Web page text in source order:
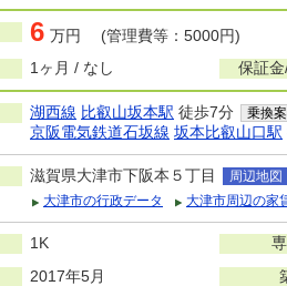
6 万円 (管理費等：5000円)
1ヶ月 / なし 保証
湖西線 比叡山坂本駅 徒歩7分 乗換
京阪電気鉄道石坂線 坂本比叡山口駅
滋賀県大津市下阪本５丁目
周辺地図
大津市の行政データ
大津市周辺の家
1K
2017年5月